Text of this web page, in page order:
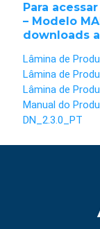
Para
– Modelo
downloads
Lâmina de
Lâmina de
Lâmina de
Manual do
DN_2.3.0_PT